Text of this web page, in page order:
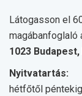
Látogasson el
magábanfoglaló
1023
Nyitvatartás:
hétfőtől